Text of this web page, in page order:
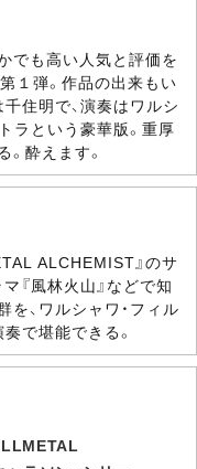
でも高い人気と評価を
１弾。作品の出来もい
住明で、演奏はワルシ
ラという豪華版。重厚
酔えます。
ALCHEMIST』のサ
『風林火山』などで知
、ワルシャワ・フィル
で堪能できる。